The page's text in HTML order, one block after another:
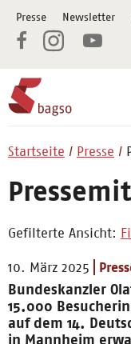
Presse Newsletter
Startseite Presse
Gefilterte Ansicht:
10. März 2025
Bundeskanzler
15.000
auf dem 14.
in Mannheim